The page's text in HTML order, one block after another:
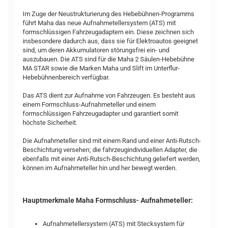
Im Zuge der Neustrukturierung des Hebebühnen-Programms
führt Maha das neue Aufnahmetellersystem (ATS) mit
formschlüssigen Fahrzeugadaptern ein. Diese zeichnen sich
insbesondere dadurch aus, dass sie für Elektroautos geeignet
sind, um deren Akkumulatoren störungsfrei ein- und
auszubauen. Die ATS sind für die Maha 2 Säulen-Hebebühne
MA STAR sowie die Marken Maha und Slift im Unterflur-
Hebebühnenbereich verfügbar.
Das ATS dient zur Aufnahme von Fahrzeugen. Es besteht aus
einem Formschluss-Aufnahmeteller und einem
formschlüssigen Fahrzeugadapter und garantiert somit
höchste Sicherheit.
Die Aufnahmeteller sind mit einem Rand und einer Anti-Rutsch-
Beschichtung versehen; die fahrzeugindividuellen Adapter, die
ebenfalls mit einer Anti-Rutsch-Beschichtung geliefert werden,
können im Aufnahmeteller hin und her bewegt werden.
Hauptmerkmale Maha Formschluss- Aufnahmeteller:
Aufnahmetellersystem (ATS) mit Stecksystem für